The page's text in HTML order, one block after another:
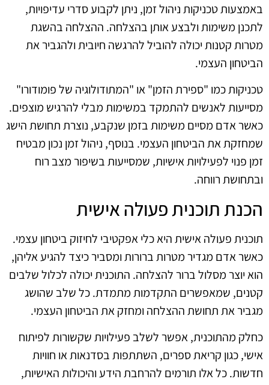
באמצעות טכניקות ניהול זמן, ניתן לקבוע סדרי עדיפויות,
לתכנן משימות ולבצע אותן בהצלחה. ההצלחה בהשגת
מטרות קטנות יכולה להוביל להרגשה חיובית ולהגביר את
הביטחון העצמי.
טכניקות כמו "ספירת הזמן" או "המתודולוגיה של פומודורו"
מסייעות לאנשים להתמקד במשימות מבלי להרגיש מוצפים.
כאשר אדם מסיים משימות בזמן שנקבע, נוצרת תחושת הישג
שמחזקת את הביטחון העצמי. בנוסף, ניהול זמן נכון מבטיח
זמן פנוי לפעילויות אישיות, שמסייעות בשיפור מצב רוח
ובתחושת רווחה.
הכנת תוכנית פעולה אישית
תוכנית פעולה אישית היא כלי אפקטיבי לחיזוק ביטחון עצמי.
כאשר אדם מגדיר מטרות ברורות ומסביר כיצד להגיע אליהן,
הוא יוצר מסלול ברור להצלחה. התוכנית יכולה לכלול שלבים
קטנים, שמאפשרים התקדמות מתמדת. כל שלב שהושג
מגביר את תחושת ההצלחה ומחזק את הביטחון העצמי.
כחלק מהתוכנית, אפשר לשלב פעילויות שקשורות לפיתוח
אישי, כגון קריאת ספרים, השתתפות בסדנאות או חוויות
חדשות. כל אלו תורמים להרחבת הידע והיכולות האישיות,